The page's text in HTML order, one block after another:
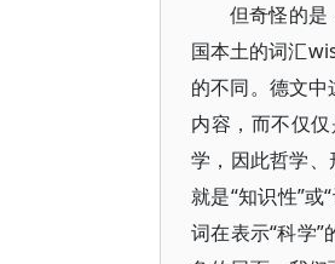
但奇怪的是
国本土的词汇
的不同。德文
内容，而不仅
学，因此哲学、
就是“知识性”
词在表示“科学